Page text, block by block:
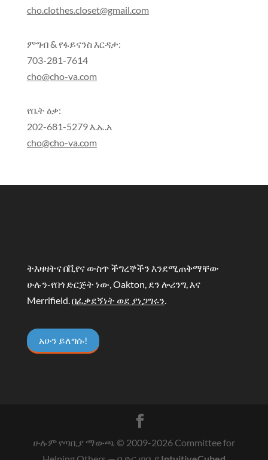
cho.clothes.closet@gmail.com
ምግብ & የፋይናንስ እርዳታ:
703-281-7614
cho@cho-va.com
የቤት ዕቃ:
202-681-5279 እ.ኤ.አ
cho@cho-va.com
ትእዛዛትና በቪየና ውስጥ ችግረኞችን እንደሚጠቅማቸው
ሁሉን-የበጎ ድርጅት ነው, Oakton, ደን ሎሪንግ, እና
Merrifield.በፈቃደኝነት ወደ ያነጋግሩን.
አሁን ይለግሱ!
ሁሉም የጣቢያ ማውጫ © 2009-2026Committee for